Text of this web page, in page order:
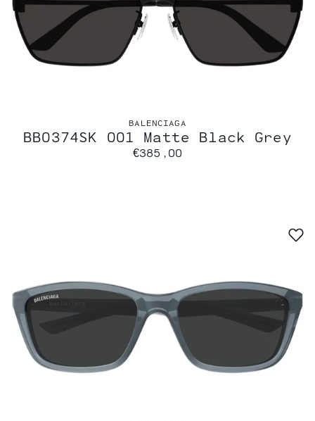
BALENCIAGA
BB0374SK 001 Matte Black Grey
€385,00